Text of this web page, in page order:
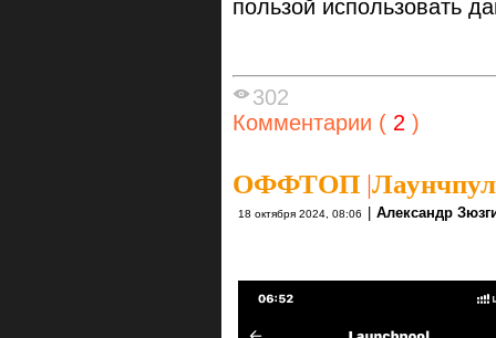
пользой использовать
302
Комментарии ( 2 )
ОФФТОП |
18 октября 2024, 08:06 Александр